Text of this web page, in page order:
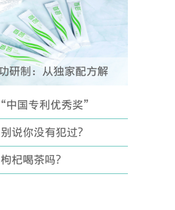
研制：从独家配方解
类的便秘“克星”
国专利优秀奖”
说你没有犯过？
杞喝茶吗？